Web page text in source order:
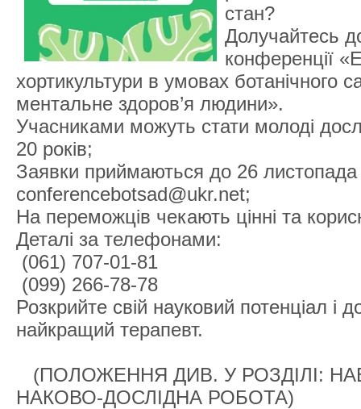
стан?
Долучайтесь
конференції
хортикультури в умовах ботанічного
ментальне здоров’я людини».
Учасниками можуть стати молоді
20 років;
Заявки приймаються до 26
conferencebotsad@ukr.net;
На переможців чекають цінні та
Деталі за телефонами:
(061) 707-01-81
(099) 266-78-78
Розкрийте свій науковий потенціал і
найкращий терапевт.
(ПОЛОЖЕННЯ ДИВ. У РОЗДІЛІ:
НАКОВО-ДОСЛІДНА РОБОТА)